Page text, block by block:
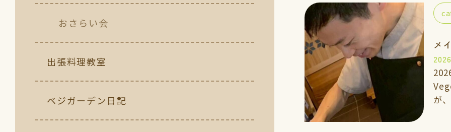
おさらい会
出張料理教室
ベジガーデン日記
ら
味
が、 現在、ベジガーデン